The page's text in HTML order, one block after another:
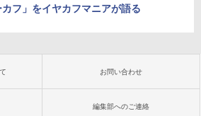
カフ」をイヤカフマニアが語る
お問い合わせ
編集部へのご連絡